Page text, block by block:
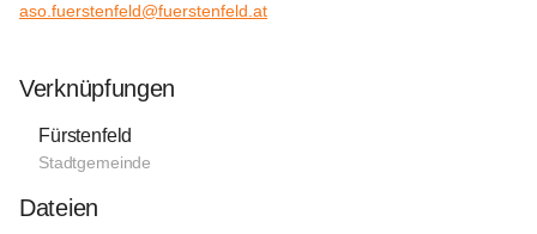
aso.fuerstenfeld@fuerstenfeld.at
Verknüpfungen
Fürstenfeld
Stadtgemeinde
Dateien